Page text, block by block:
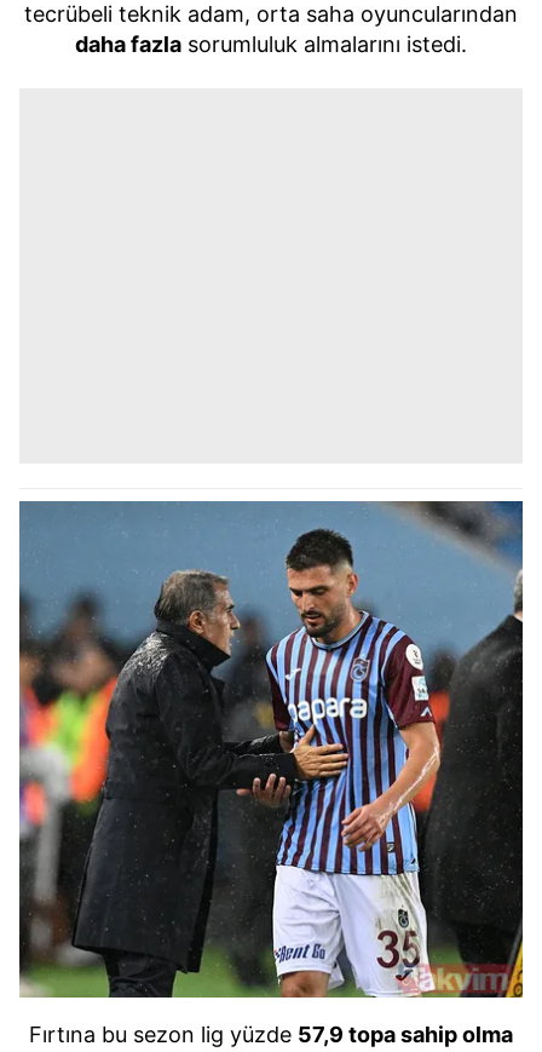
tecrübeli teknik adam, orta saha oyuncularından
daha fazla sorumluluk almalarını istedi.
Fırtına bu sezon lig yüzde 57,9 topa sahip olma